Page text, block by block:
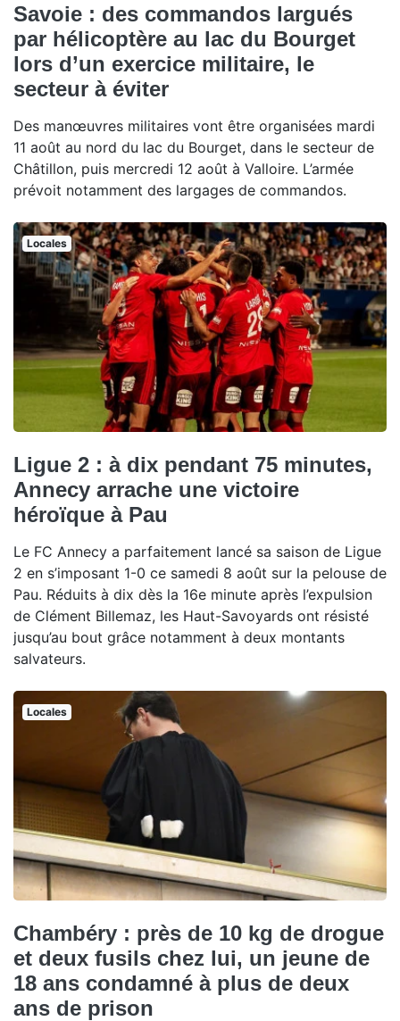
Savoie : des commandos largués
par hélicoptère au lac du Bourget
lors d’un exercice militaire, le
secteur à éviter
Des manœuvres militaires vont être organisées mardi
11 août au nord du lac du Bourget, dans le secteur de
Châtillon, puis mercredi 12 août à Valloire. L’armée
prévoit notamment des largages de commandos.
Locales
Ligue 2 : à dix pendant 75 minutes,
Annecy arrache une victoire
héroïque à Pau
Le FC Annecy a parfaitement lancé sa saison de Ligue
2 en s’imposant 1-0 ce samedi 8 août sur la pelouse de
Pau. Réduits à dix dès la 16e minute après l’expulsion
de Clément Billemaz, les Haut-Savoyards ont résisté
jusqu’au bout grâce notamment à deux montants
salvateurs.
Locales
Chambéry : près de 10 kg de drogue
et deux fusils chez lui, un jeune de
18 ans condamné à plus de deux
ans de prison